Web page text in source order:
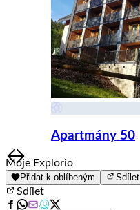
Apartmány 50
Item
1
of
8
Moje Explorio
Přidat k oblíbeným Sdílet
Sdílet